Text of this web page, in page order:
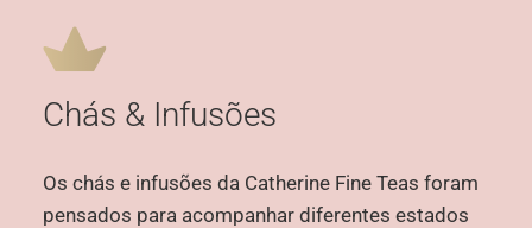
Chás & Infusões
Os chás e infusões da Catherine Fine Teas foram
pensados para acompanhar diferentes estados